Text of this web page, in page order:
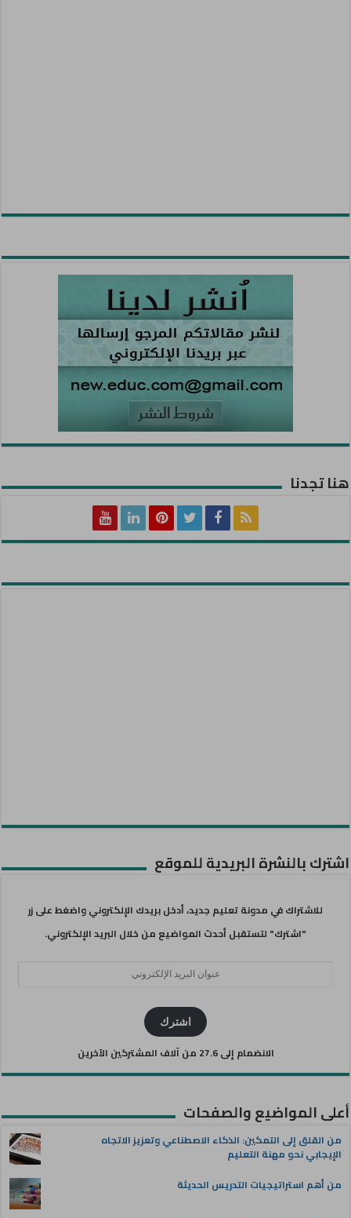
هنا تجدنا
اشترك بالنشرة البريدية للموقع
للاشتراك في مدونة تعليم جديد، أدخل بريدك الإلكتروني واضغط على زر
"اشترك" لتستقبل أحدث المواضيع من خلال البريد الإلكتروني.
اشترك
الانضمام إلى 27.6 من آلاف المشتركين الآخرين
أعلى المواضيع والصفحات
من القلق إلى التمكين: الذكاء الاصطناعي وتعزيز الاتجاه
الإيجابي نحو مهنة التعليم
من أهم استراتيجيات التدريس الحديثة